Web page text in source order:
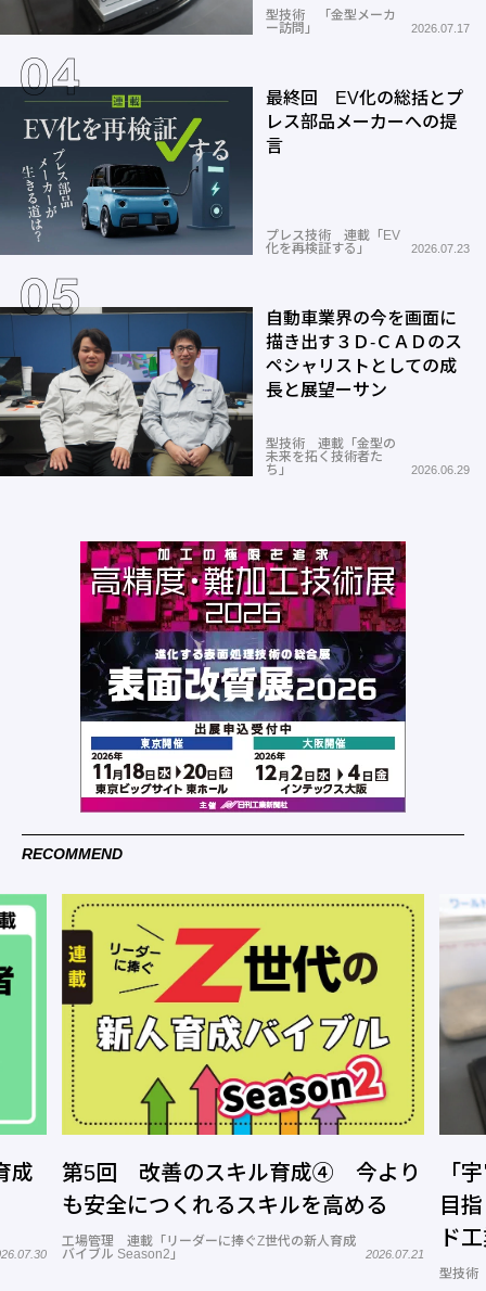
型技術 「金型メーカ
ー訪問」
2026.07.17
最終回 EV化の総括とプ
レス部品メーカーへの提
言
プレス技術 連載「EV
化を再検証する」
2026.07.23
自動車業界の今を画面に
描き出す３Ｄ-ＣＡＤのス
ペシャリストとしての成
長と展望ーサン
型技術 連載「金型の
未来を拓く技術者た
ち」
2026.06.29
RECOMMEND
成
第5回 改善のスキル育成④ 今より
も安全につくれるスキルを高める
工場管理 連載「リーダーに捧ぐZ世代の新人育成
バイブル Season2」
2026.07.21
「
目
ド
型技術